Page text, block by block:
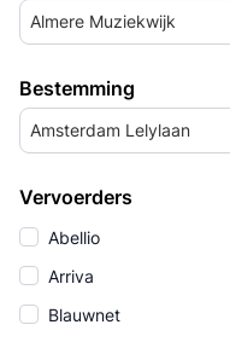
Almere Muziekwijk
Bestemming
Amsterdam Lelylaan
Vervoerders
Abellio
Arriva
Blauwnet